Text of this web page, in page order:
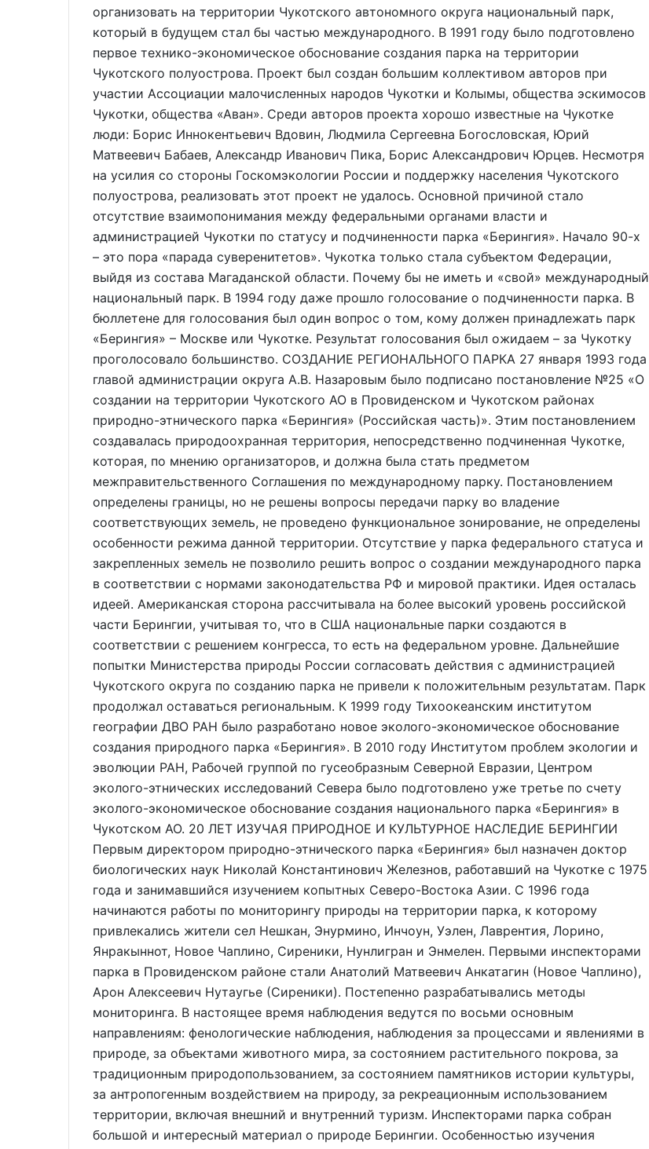
организовать на территории Чукотского автономного округа национальный парк,
который в будущем стал бы частью международного. В 1991 году было подготовлено
первое технико-экономическое обоснование создания парка на территории
Чукотского полуострова. Проект был создан большим коллективом авторов при
участии Ассоциации малочисленных народов Чукотки и Колымы, общества эскимосов
Чукотки, общества «Аван». Среди авторов проекта хорошо известные на Чукотке
люди: Борис Иннокентьевич Вдовин, Людмила Сергеевна Богословская, Юрий
Матвеевич Бабаев, Александр Иванович Пика, Борис Александрович Юрцев. Несмотря
на усилия со стороны Госкомэкологии России и поддержку населения Чукотского
полуострова, реализовать этот проект не удалось. Основной причиной стало
отсутствие взаимопонимания между федеральными органами власти и
администрацией Чукотки по статусу и подчиненности парка «Берингия». Начало 90-х
– это пора «парада суверенитетов». Чукотка только стала субъектом Федерации,
выйдя из состава Магаданской области. Почему бы не иметь и «свой» международный
национальный парк. В 1994 году даже прошло голосование о подчиненности парка. В
бюллетене для голосования был один вопрос о том, кому должен принадлежать парк
«Берингия» – Москве или Чукотке. Результат голосования был ожидаем – за Чукотку
проголосовало большинство. СОЗДАНИЕ РЕГИОНАЛЬНОГО ПАРКА 27 января 1993 года
главой администрации округа А.В. Назаровым было подписано постановление №25 «О
создании на территории Чукотского АО в Провиденском и Чукотском районах
природно-этнического парка «Берингия» (Российская часть)». Этим постановлением
создавалась природоохранная территория, непосредственно подчиненная Чукотке,
которая, по мнению организаторов, и должна была стать предметом
межправительственного Соглашения по международному парку. Постановлением
определены границы, но не решены вопросы передачи парку во владение
соответствующих земель, не проведено функциональное зонирование, не определены
особенности режима данной территории. Отсутствие у парка федерального статуса и
закрепленных земель не позволило решить вопрос о создании международного парка
в соответствии с нормами законодательства РФ и мировой практики. Идея осталась
идеей. Американская сторона рассчитывала на более высокий уровень российской
части Берингии, учитывая то, что в США национальные парки создаются в
соответствии с решением конгресса, то есть на федеральном уровне. Дальнейшие
попытки Министерства природы России согласовать действия с администрацией
Чукотского округа по созданию парка не привели к положительным результатам. Парк
продолжал оставаться региональным. К 1999 году Тихоокеанским институтом
географии ДВО РАН было разработано новое эколого-экономическое обоснование
создания природного парка «Берингия». В 2010 году Институтом проблем экологии и
эволюции РАН, Рабочей группой по гусеобразным Северной Евразии, Центром
эколого-этнических исследований Севера было подготовлено уже третье по счету
эколого-экономическое обоснование создания национального парка «Берингия» в
Чукотском АО. 20 ЛЕТ ИЗУЧАЯ ПРИРОДНОЕ И КУЛЬТУРНОЕ НАСЛЕДИЕ БЕРИНГИИ
Первым директором природно-этнического парка «Берингия» был назначен доктор
биологических наук Николай Константинович Железнов, работавший на Чукотке с 1975
года и занимавшийся изучением копытных Северо-Востока Азии. С 1996 года
начинаются работы по мониторингу природы на территории парка, к которому
привлекались жители сел Нешкан, Энурмино, Инчоун, Уэлен, Лаврентия, Лорино,
Янракыннот, Новое Чаплино, Сиреники, Нунлигран и Энмелен. Первыми инспекторами
парка в Провиденском районе стали Анатолий Матвеевич Анкатагин (Новое Чаплино),
Арон Алексеевич Нутаугье (Сиреники). Постепенно разрабатывались методы
мониторинга. В настоящее время наблюдения ведутся по восьми основным
направлениям: фенологические наблюдения, наблюдения за процессами и явлениями в
природе, за объектами животного мира, за состоянием растительного покрова, за
традиционным природопользованием, за состоянием памятников истории культуры,
за антропогенным воздействием на природу, за рекреационным использованием
территории, включая внешний и внутренний туризм. Инспекторами парка собран
большой и интересный материал о природе Берингии. Особенностью изучения